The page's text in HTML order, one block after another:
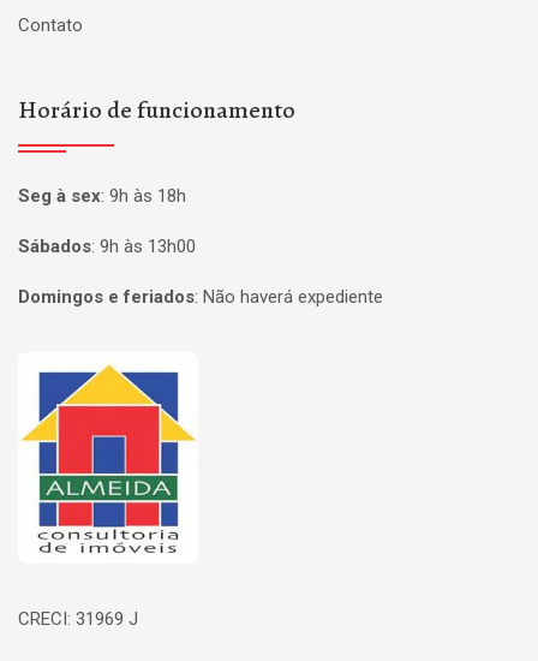
Contato
Horário de funcionamento
Seg à sex: 9h às 18h
Sábados: 9h às 13h00
Domingos e feriados: Não haverá expediente
Página inicial
CRECI: 31969 J